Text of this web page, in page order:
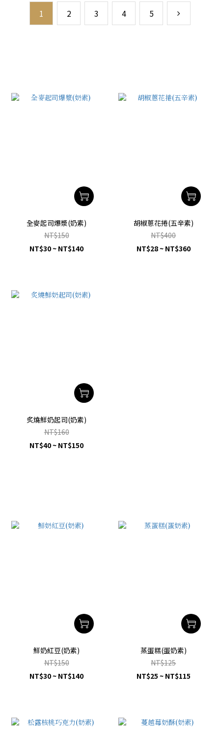
1 2 3 4 5
全麥起司爆漿(奶素)
NT$150
NT$30 ~ NT$140
胡椒蔥花捲(五辛素)
NT$400
NT$28 ~ NT$360
炙燒鮮奶起司(奶素)
NT$160
NT$40 ~ NT$150
鮮奶紅豆(奶素)
NT$150
NT$30 ~ NT$140
蒸蛋糕(蛋奶素)
NT$125
NT$25 ~ NT$115